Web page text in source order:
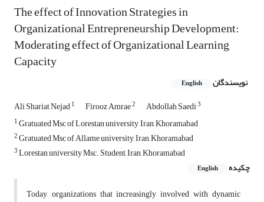
The effect of Innovation Strategies in
Organizational Entrepreneurship Development:
Moderating effect of Organizational Learning
Capacity
نویسندگان English
Ali Shariat Nejad1 Firooz Amrae2 Abdollah Saedi3
1Gratuated Msc of Lorestan university, Iran, Khoramabad
2Gratuated Msc of Allame university, Iran, Khoramabad
3Lorestan university Msc. Student, Iran, Khoramabad
چکیده
English
Today, organizations that increasingly involved with dynamic